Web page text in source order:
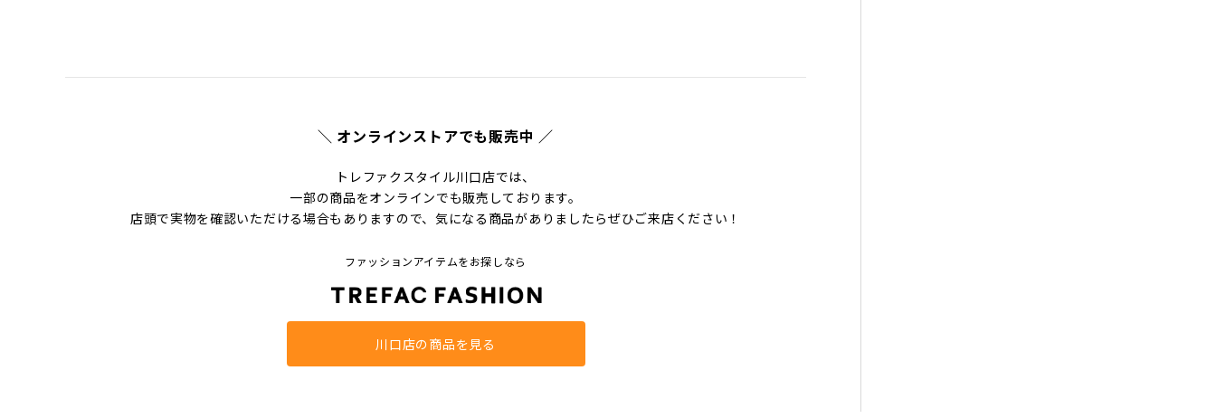
＼ オンラインストアでも販売中 ／
トレファクスタイル川口店では、
一部の商品をオンラインでも販売しております。
店頭で実物を確認いただける場合もありますので、気になる商品がありましたらぜひご来店ください！
ファッションアイテムをお探しなら
川口店の商品を見る